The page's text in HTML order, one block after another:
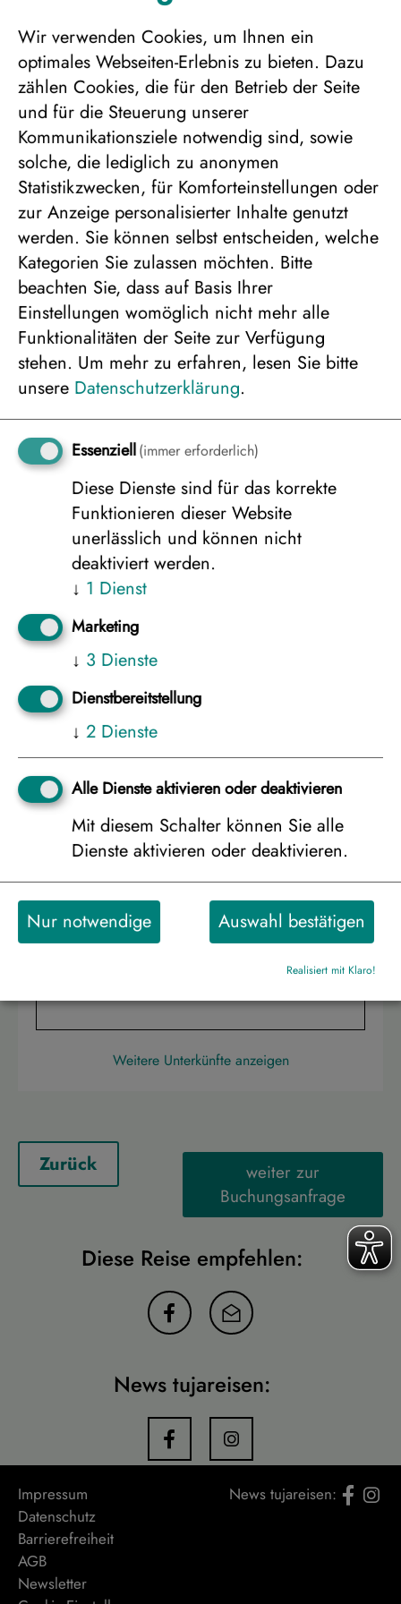
Doppelhaus-Hälfte modernes „Fjelltop-
Ferienhaus“, 4er Belegung, ab/bis Berlin
2.726 €
Doppelhaus-Hälfte modernes „Fjelltop-
Ferienhaus“, 5er Belegung, ab/bis Berlin
2.657 €
Doppelhaus-Hälfte modernes „Fjelltop-
Ferienhaus“, 6er Belegung, ab/bis Berlin
2.611 €
Doppelhaus-Hälfte modernes „Fjelltop-
Frankfurt
Doppelhaus-Hälfte modernes „Fjelltop-
Ferienhaus“, 5er Belegung, ab/bis
Frankfurt
2.828 €
Doppelhaus-Hälfte modernes „Fjelltop-
Ferienhaus“, 6er Belegung, ab/bis
Frankfurt
2.782 €
Weitere Unterkünfte anzeigen
Zurück
weiter zur
Buchungsanfrage
Diese Reise empfehlen:
News tujareisen:
Impressum
Datenschutz
Barrierefreiheit
AGB
Newsletter
News tujareisen:
Wir verwenden Cookies, um Ihnen ein
optimales Webseiten-Erlebnis zu bieten. Dazu
zählen Cookies, die für den Betrieb der Seite
und für die Steuerung unserer
Kommunikationsziele notwendig sind, sowie
solche, die lediglich zu anonymen
Statistikzwecken, für Komforteinstellungen oder
zur Anzeige personalisierter Inhalte genutzt
werden. Sie können selbst entscheiden, welche
Kategorien Sie zulassen möchten. Bitte
beachten Sie, dass auf Basis Ihrer
Einstellungen womöglich nicht mehr alle
Funktionalitäten der Seite zur Verfügung
stehen. Um mehr zu erfahren, lesen Sie bitte
unsere Datenschutzerklärung.
Essenziell(immer erforderlich)
Diese Dienste sind für das korrekte
Funktionieren dieser Website
unerlässlich und können nicht
deaktiviert werden.
↓ 1 Dienst
Marketing
↓ 3 Dienste
Dienstbereitstellung
↓ 2 Dienste
Alle Dienste aktivieren oder deaktivieren
Mit diesem Schalter können Sie alle
Dienste aktivieren oder deaktivieren.
Nur notwendige Auswahl bestätigen
Realisiert mit Klaro!